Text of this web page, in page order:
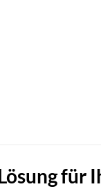
für